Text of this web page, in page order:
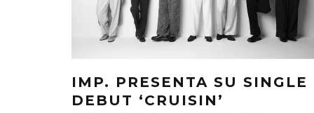
IMP. PRESENTA SU SINGLE
DEBUT ‘CRUISIN’